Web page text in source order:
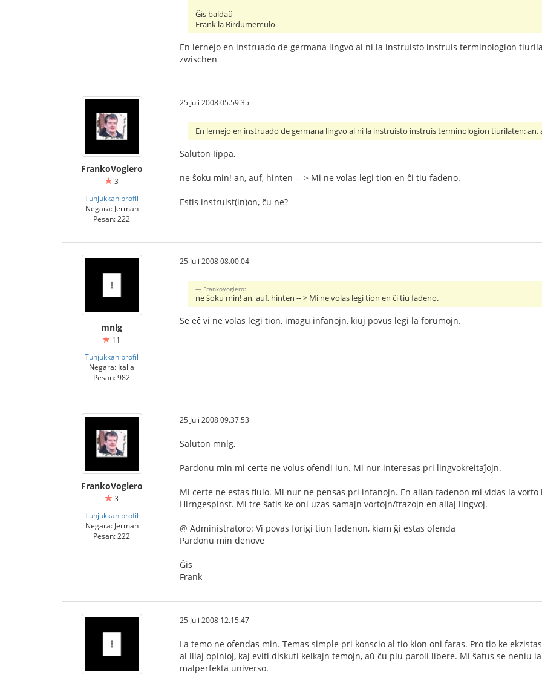
Ĝis baldaŭ
Frank la Birdumemulo
En lernejo en instruado de germana lingvo al ni la instruisto instruis terminologion
zwischen
FrankoVoglero
3
Tunjukkan profil
Negara: Jerman
Pesan: 222
25 Juli 2008 05.59.35
En lernejo en instruado de germana lingvo al ni la instruisto instruis terminologion tiurilaten: an,
Saluton Iippa,
ne ŝoku min! an, auf, hinten -- > Mi ne volas legi tion en ĉi tiu fadeno.
Estis instruist(in)on, ĉu ne?
mnlg
11
Tunjukkan profil
Negara: Italia
Pesan: 982
25 Juli 2008 08.00.04
FrankoVoglero:
ne ŝoku min! an, auf, hinten -- > Mi ne volas legi tion en ĉi tiu fadeno.
Se eĉ vi ne volas legi tion, imagu infanojn, kiuj povus legi la forumojn.
FrankoVoglero
3
Tunjukkan profil
Negara: Jerman
Pesan: 222
25 Juli 2008 09.37.53
Saluton mnlg,
Pardonu min mi certe ne volus ofendi iun. Mi nur interesas pri lingvokreitaĵojn.
Mi certe ne estas fiulo. Mi nur ne pensas pri infanojn. En alian fadenon mi vidas la vorto
Hirngespinst. Mi tre ŝatis ke oni uzas samajn vortojn/frazojn en aliaj lingvoj.
@ Administratoro: Vi povas forigi tiun fadenon, kiam ĝi estas ofenda
Pardonu min denove
Ĝis
Frank
25 Juli 2008 12.15.47
La temo ne ofendas min. Temas simple pri konscio al tio kion oni faras. Pro tio ke
al iliaj opinioj, kaj eviti diskuti kelkajn temojn, aŭ ĉu plu paroli libere. Mi ŝatus se neniu
malperfekta universo.